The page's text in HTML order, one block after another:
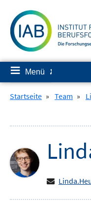
zum
Inhalt
≡ Menü ✘
Startseite » Team »